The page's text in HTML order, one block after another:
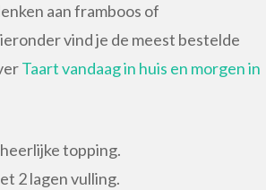
aan framboos of
vind je de meest bestelde
Taart vandaag in huis en morgen in
topping.
2 lagen vulling.